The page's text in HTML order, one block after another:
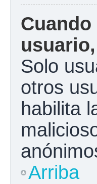
Solo
otros
habilita
Arriba